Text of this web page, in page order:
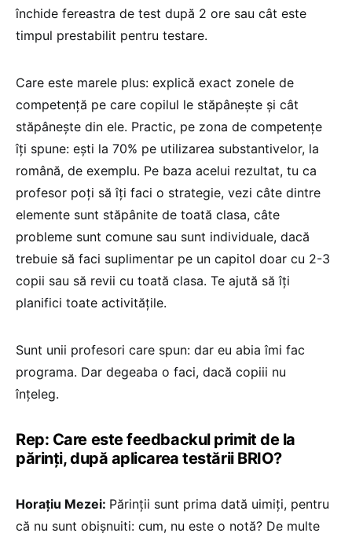
închide fereastra de test după 2 ore sau cât este
timpul prestabilit pentru testare.
Care este marele plus: explică exact zonele de
competență pe care copilul le stăpânește și cât
stăpânește din ele. Practic, pe zona de competențe
îți spune: ești la 70% pe utilizarea substantivelor, la
română, de exemplu. Pe baza acelui rezultat, tu ca
profesor poți să îți faci o strategie, vezi câte dintre
elemente sunt stăpânite de toată clasa, câte
probleme sunt comune sau sunt individuale, dacă
trebuie să faci suplimentar pe un capitol doar cu 2-3
copii sau să revii cu toată clasa. Te ajută să îți
planifici toate activitățile.
Sunt unii profesori care spun: dar eu abia îmi fac
programa. Dar degeaba o faci, dacă copiii nu
înțeleg.
Rep: Care este feedbackul primit de la
părinți, după aplicarea testării BRIO?
Horațiu Mezei: Părinții sunt prima dată uimiți, pentru
că nu sunt obișnuiti: cum, nu este o notă? De multe